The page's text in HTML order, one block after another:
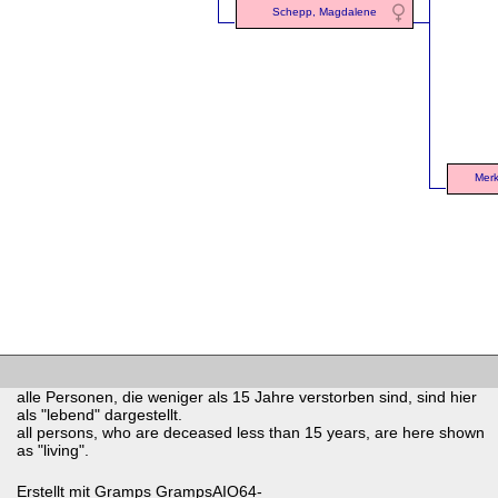
Schepp, Magdalene
alle Personen, die weniger als 15 Jahre verstorben sind, sind hier
als "lebend" dargestellt.
all persons, who are deceased less than 15 years, are here shown
as "living".
Erstellt mit Gramps GrampsAIO64-